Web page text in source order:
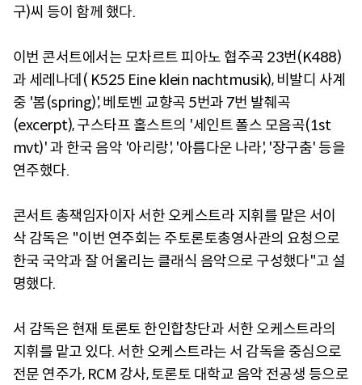
구)씨 등이 함께 했다.
이번 콘서트에서는 모차르트 피아노 협주곡 23번(K488)
과 세레나데( K525 Eine klein nachtmusik), 비발디 사계
중 '봄(spring)', 베토벤 교향곡 5번과 7번 발췌곡
(excerpt), 구스타프 홀스트의 '세인트 폴스 모음곡(1st
mvt)' 과 한국 음악 '아리랑', '아름다운 나라', '장구춤' 등을
연주했다.
콘서트 총책임자이자 서한 오케스트라 지휘를 맡은 서이
삭 감독은 "이번 연주회는 주토론토총영사관의 요청으로
한국 국악과 잘 어울리는 클래식 음악으로 구성했다"고 설
명했다.
서 감독은 현재 토론토 한인합창단과 서한 오케스트라의
지휘를 맡고 있다. 서한 오케스트라는 서 감독을 중심으로
전문 연주가, RCM 강사, 토론토 대학교 음악 전공생 등으로